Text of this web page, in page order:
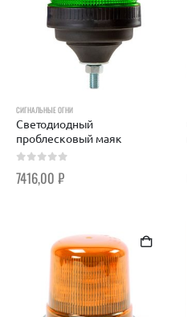
СИГНАЛЬНЫЕ ОГНИ
Светодиодный
проблесковый маяк
7416,00 ₽